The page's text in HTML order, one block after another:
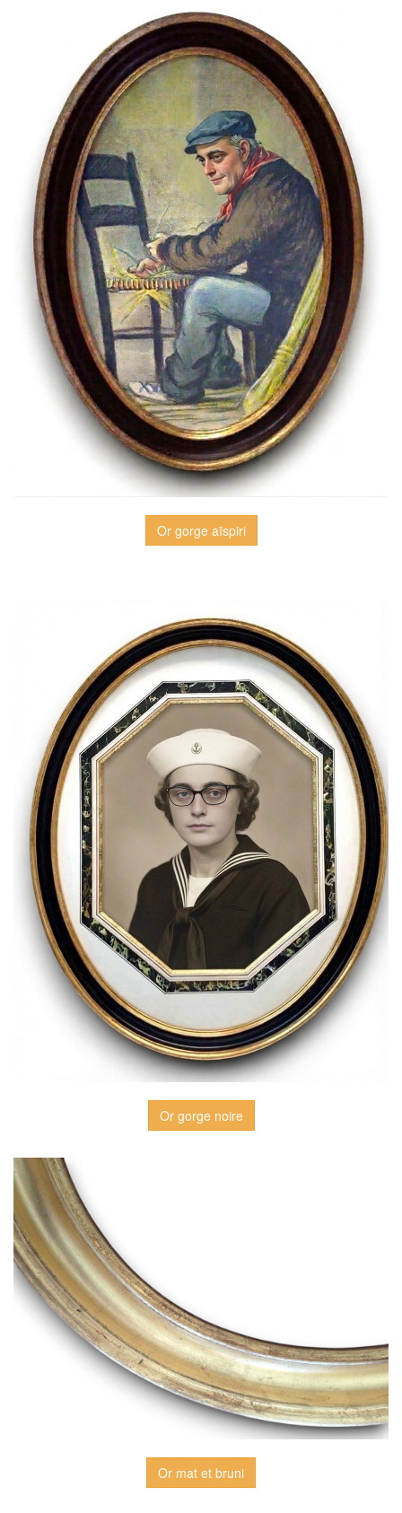
Or gorge aïspiri
Or gorge noire
Or mat et bruni